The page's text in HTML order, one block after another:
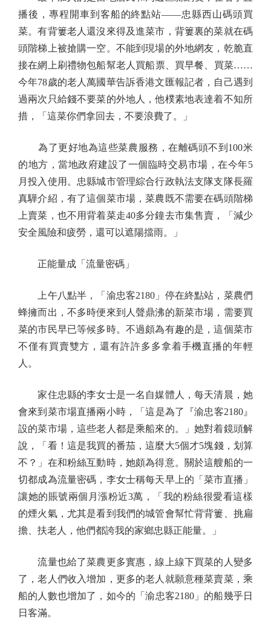
播後，專程開車到客船的終點站——忠縣西山碼頭買
菜。有背簍老人還沒來得及進菜市，背簍裏的菜就在碼
頭階梯上被搶購一空。不能到現場的外地網友，乾脆直
接在網上刷禮物包船幫老人買船票、買早餐、買菜……
今年78歲的老人萬國華告訴香港文匯報記者，自己遇到
過兩次只給錢不要菜的外地人，他樸素地表達着不知所
措，「這菜你們拿回去，不要浪費了。」
為了更好地為這些菜農服務，在離碼頭不到100米
的地方，當地政府建設了一個臨時交易市場，在今年5
月投入使用。忠縣城市管理綜合行政執法支隊支隊長羅
真驊介紹，有了這個菜市場，菜農既不需要在碼頭階梯
上賣菜，也不用背着菜走40多分鐘去市集售賣，「減少
安全風險和疲勞，還可以遮陽擋雨。」
正能量成「流量密碼」
上午八點半，「渝忠客2180」停在終點站，菜農們
蜂擁而出，不多時便來到人聲鼎沸的新菜市場，需要買
菜的市民早已等候多時。不過頗為有趣的是，這個菜市
不僅有買賣雙方，還有許許多多拿着手機直播的年輕
人。
家住忠縣的李女士是一名自媒體人，每天清晨，她
會來到菜市場直播兩小時，「這是為了『渝忠客2180』
設的菜市場，這些老人都是乘船來的。」她對着鏡頭解
說，「看！這是我買的番茄，這麼大5個才5塊錢，划算
不？」在和粉絲互動時，她頗為得意。關於這艘船的一
切都成為流量密碼，李女士稱每天早上的「菜市直播」
讓她的賬號兩個月漲粉近3萬，「我的粉絲很愛看這樣
的煙火氣，尤其是看到我們的城管會幫忙背背簍、挑扁
擔、扶老人，他們都誇我的家鄉忠縣正能量。」
流量也給了菜農更多實惠，線上線下買菜的人變多
了，老人們收入增加，更多的老人就願意種菜賣菜，乘
船的人數也增加了，如今的「渝忠客2180」的船幾乎日
日客滿。